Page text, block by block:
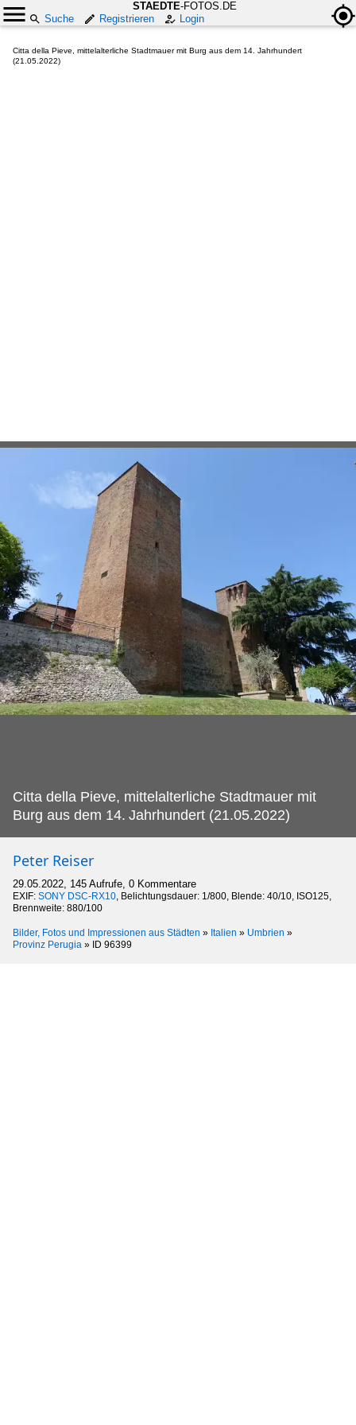
STAEDTE-FOTOS.DE
Suche
Registrieren Login
Citta della Pieve, mittelalterliche Stadtmauer mit Burg aus dem 14. Jahrhundert
(21.05.2022)
Citta della Pieve, mittelalterliche Stadtmauer mit
Burg aus dem 14. Jahrhundert (21.05.2022)
Peter Reiser
29.05.2022, 145 Aufrufe, 0 Kommentare
EXIF: SONY DSC-RX10, Belichtungsdauer: 1/800, Blende: 40/10, ISO125,
Brennweite: 880/100
Bilder, Fotos und Impressionen aus Städten » Italien » Umbrien »
Provinz Perugia » ID 96399